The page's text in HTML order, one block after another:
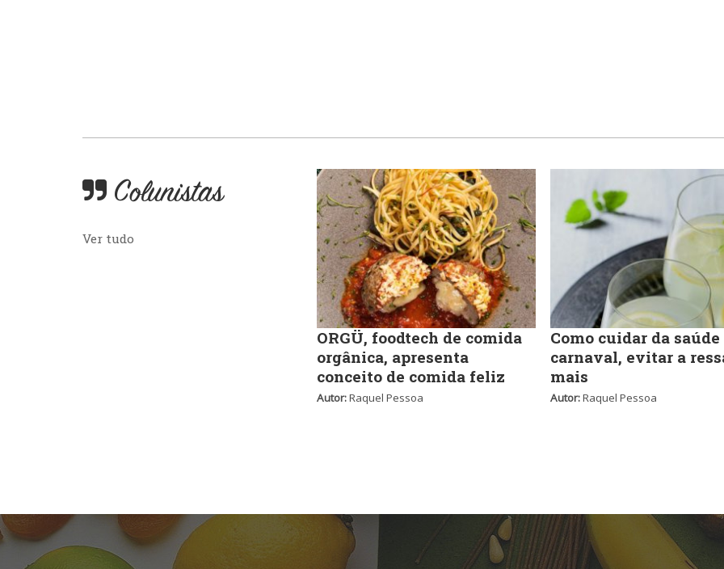
Colunistas
Ver tudo
ORGÜ, foodtech de comida
orgânica, apresenta
conceito de comida feliz
Autor:Raquel Pessoa
Como cuidar da saúde
carnaval, evitar a
mais
Autor:Raquel Pessoa